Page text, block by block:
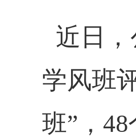
近日
学风班
班”， 48